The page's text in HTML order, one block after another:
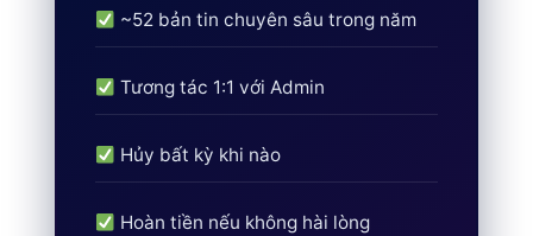
~52 bản tin chuyên sâu trong năm
Tương tác 1:1 với Admin
Hủy bất kỳ khi nào
Hoàn tiền nếu không hài lòng